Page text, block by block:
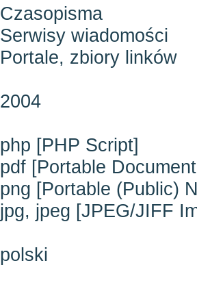
Czasopisma
Serwisy wiadomości
Portale, zbiory linków
2004
php [PHP Script]
pdf [Portable
png [Portable (Public)
jpg, jpeg [JPEG/JIFF
polski